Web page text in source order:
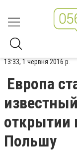
13:33, 1 червня 2016 р.
Европа
открытии
Польшу